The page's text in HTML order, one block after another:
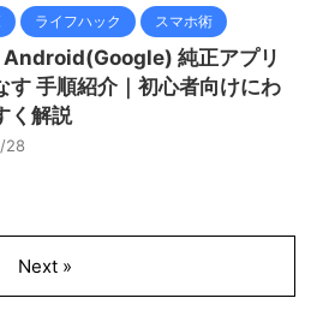
ライフハック スマホ術
純正アプリ
す 手順紹介｜初心者向けにわ
く解説
28
Next »